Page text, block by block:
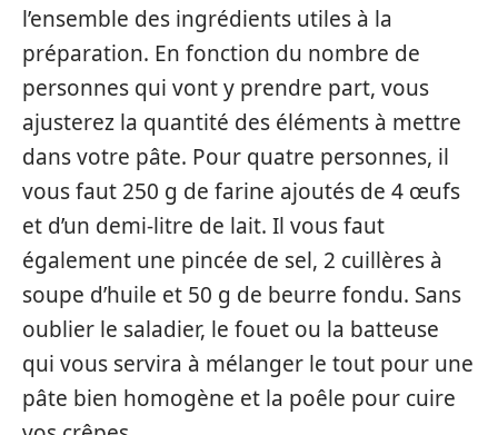
l’ensemble des ingrédients utiles à la
préparation. En fonction du nombre de
personnes qui vont y prendre part, vous
ajusterez la quantité des éléments à mettre
dans votre pâte. Pour quatre personnes, il
vous faut 250 g de farine ajoutés de 4 œufs
et d’un demi-litre de lait. Il vous faut
également une pincée de sel, 2 cuillères à
soupe d’huile et 50 g de beurre fondu. Sans
oublier le saladier, le fouet ou la batteuse
qui vous servira à mélanger le tout pour une
pâte bien homogène et la poêle pour cuire